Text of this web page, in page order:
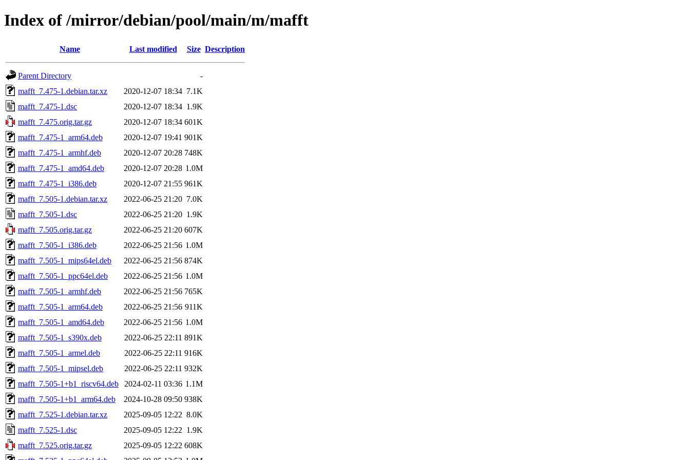
Index of /mirror/debian/pool/main/m/mafft
Name Last modified Size Description
Parent Directory
-
mafft_7.475-1.debian.tar.xz
2020-12-07 18:34 7.1K
mafft_7.475-1.dsc
2020-12-07 18:34 1.9K
mafft_7.475.orig.tar.gz
2020-12-07 18:34 601K
mafft_7.475-1_arm64.deb
2020-12-07 19:41 901K
mafft_7.475-1_armhf.deb
2020-12-07 20:28 748K
mafft_7.475-1_amd64.deb
2020-12-07 20:28 1.0M
mafft_7.475-1_i386.deb
2020-12-07 21:55 961K
mafft_7.505-1.debian.tar.xz
2022-06-25 21:20 7.0K
mafft_7.505-1.dsc
2022-06-25 21:20 1.9K
mafft_7.505.orig.tar.gz
2022-06-25 21:20 607K
mafft_7.505-1_i386.deb
2022-06-25 21:56 1.0M
mafft_7.505-1_mips64el.deb
2022-06-25 21:56 874K
mafft_7.505-1_ppc64el.deb
2022-06-25 21:56 1.0M
mafft_7.505-1_armhf.deb
2022-06-25 21:56 765K
mafft_7.505-1_arm64.deb
2022-06-25 21:56 911K
mafft_7.505-1_amd64.deb
2022-06-25 21:56 1.0M
mafft_7.505-1_s390x.deb
2022-06-25 22:11 891K
mafft_7.505-1_armel.deb
2022-06-25 22:11 916K
mafft_7.505-1_mipsel.deb
2022-06-25 22:11 932K
mafft_7.505-1+b1_riscv64.deb
2024-02-11 03:36 1.1M
mafft_7.505-1+b1_arm64.deb
2024-10-28 09:50 938K
mafft_7.525-1.debian.tar.xz
2025-09-05 12:22 8.0K
mafft_7.525-1.dsc
2025-09-05 12:22 1.9K
mafft_7.525.orig.tar.gz
2025-09-05 12:22 608K